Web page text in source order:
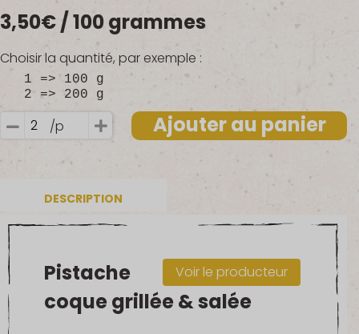
NOS MARCHÉS
3,50€/ 100 grammes
Choisir la quantité, par exemple :
1 => 100 g
2 => 200 g
quantité
&
salée
/p Ajouter au panier
DESCRIPTION
Voir le producteur
Pistache
coque grillée & salée